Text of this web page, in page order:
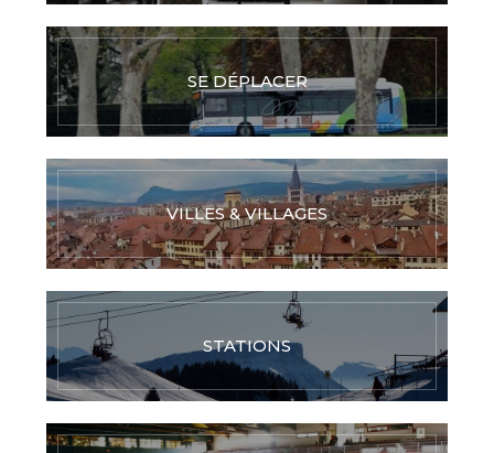
SE DÉPLACER
VILLES & VILLAGES
STATIONS